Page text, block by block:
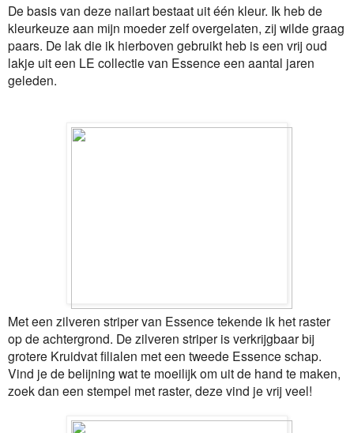
De basis van deze nailart bestaat uit één kleur. Ik heb de
kleurkeuze aan mijn moeder zelf overgelaten, zij wilde graag
paars. De lak die ik hierboven gebruikt heb is een vrij oud
lakje uit een LE collectie van Essence een aantal jaren
geleden.
Met een zilveren striper van Essence tekende ik het raster
op de achtergrond. De zilveren striper is verkrijgbaar bij
grotere Kruidvat filialen met een tweede Essence schap.
Vind je de belijning wat te moeilijk om uit de hand te maken,
zoek dan een stempel met raster, deze vind je vrij veel!